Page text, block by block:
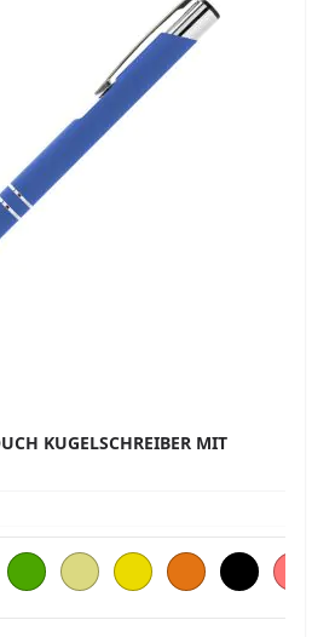
KUGELSCHREIBER MIT